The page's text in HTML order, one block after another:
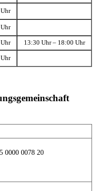
13:30 Uhr – 18:00 Uhr
0000 0078 20